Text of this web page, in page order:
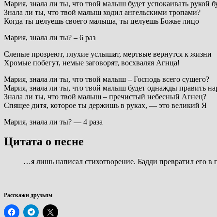
Мария, знала ли ты, что твой малыш будет успокаивать рукой
Знала ли ты, что твой малыш ходил ангельскими тропами?
Когда ты целуешь своего малыша, ты целуешь Божье лицо
Мария, знала ли ты? – 6 раз
Слепые прозреют, глухие услышат, мертвые вернутся к жизни
Хромые побегут, немые заговорят, восхваляя Агнца!
Мария, знала ли ты, что твой малыш – Господь всего сущего?
Мария, знала ли ты, что твой малыш будет однажды править
Знала ли ты, что твой малыш – пречистый небесный Агнец?
Спящее дитя, которое ты держишь в руках, — это великий Я
Мария, знала ли ты? — 4 раза
Цитата о песне
…я лишь написал стихотворение. Бадди превратил его в
Расскажи друзьям